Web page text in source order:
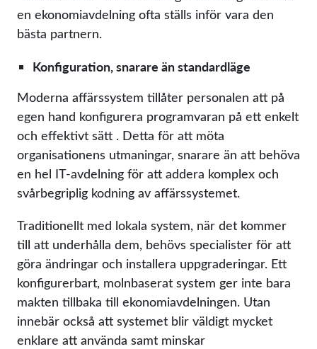
en ekonomiavdelning ofta ställs inför vara den
bästa partnern.
Konfiguration, snarare än standardläge
Moderna affärssystem tillåter personalen att på
egen hand konfigurera programvaran på ett enkelt
och effektivt sätt . Detta för att möta
organisationens utmaningar, snarare än att behöva
en hel IT-avdelning för att addera komplex och
svårbegriplig kodning av affärssystemet.
Traditionellt med lokala system, när det kommer
till att underhålla dem, behövs specialister för att
göra ändringar och installera uppgraderingar. Ett
konfigurerbart, molnbaserat system ger inte bara
makten tillbaka till ekonomiavdelningen. Utan
innebär också att systemet blir väldigt mycket
enklare att använda samt minskar